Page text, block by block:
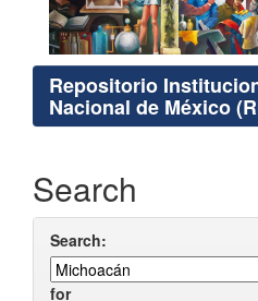
Repositorio
Nacional de México
Search
Search:
for